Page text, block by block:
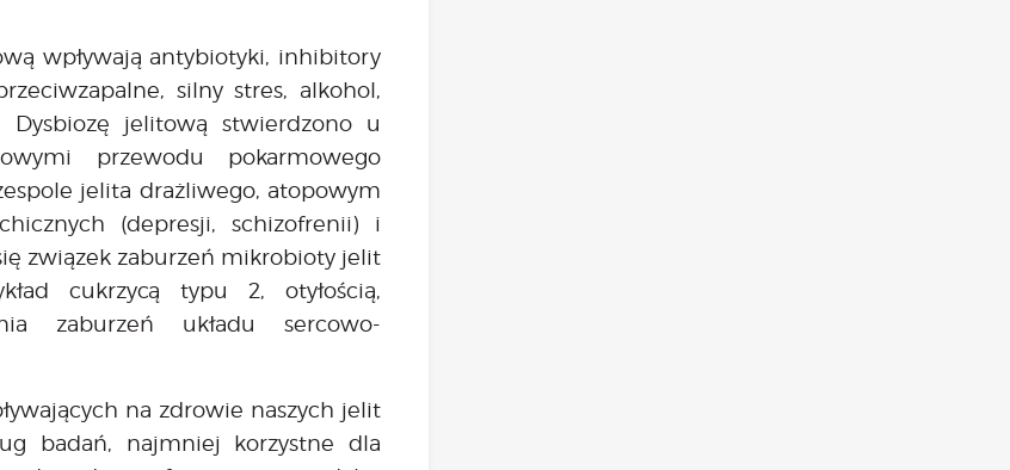
wpływają antybiotyki, inhibitory
silny stres, alkohol,
Dysbiozę jelitową stwierdzono u
przewodu pokarmowego
jelita drażliwego, atopowym
(depresji, schizofrenii) i
związek zaburzeń mikrobioty jelit
cukrzycą typu 2, otyłością,
zaburzeń układu sercowo-
na zdrowie naszych jelit
badań, najmniej korzystne dla